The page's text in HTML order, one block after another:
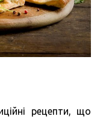
рецепти, що